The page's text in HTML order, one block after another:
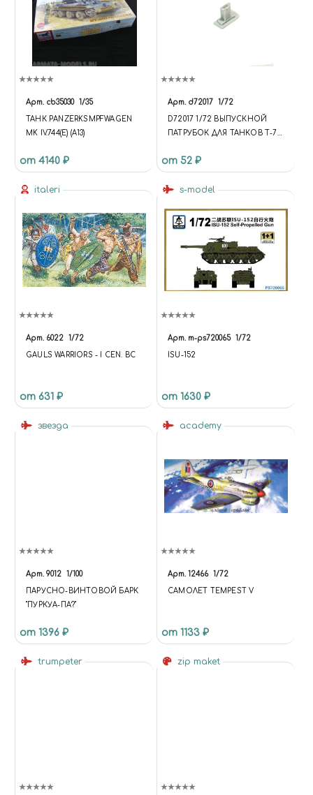
Арт. cb35030 1/35
ТАНК PANZERKSMPFWAGEN
MK IV.744(E) (A13)
от 4140 ₽
Арт. d72017 1/72
D72017 1/72 ВЫПУСКНОЙ
ПАТРУБОК ДЛЯ ТАНКОВ Т-72,
от 52 ₽
italeri
Арт. 6022 1/72
GAULS WARRIORS - I CEN. BC
от 631 ₽
s-model
Арт. m-ps720065 1/72
ISU-152
от 1630 ₽
звезда
Арт. 9012 1/100
ПАРУСНО-ВИНТОВОЙ БАРК
"ПУРКУА-ПА?"
от 1396 ₽
academy
Арт. 12466 1/72
САМОЛЕТ TEMPEST V
от 1133 ₽
trumpeter zip maket